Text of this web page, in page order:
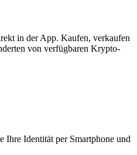
in der App. Kaufen, verkaufen
von verfügbaren Krypto-
Ihre Identität per Smartphone und